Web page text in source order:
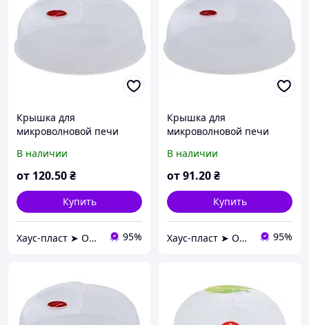
Крышка для
микроволновой печи
В наличии
от 120.50₴
Купить
Хаус-пласт ➤ Оптовий склад господарських товарів 95%
Крышка для
микроволновой печи
В наличии
от91.20₴
Купить
Хаус-пласт ➤ Оптовий склад господарських товарів 95%